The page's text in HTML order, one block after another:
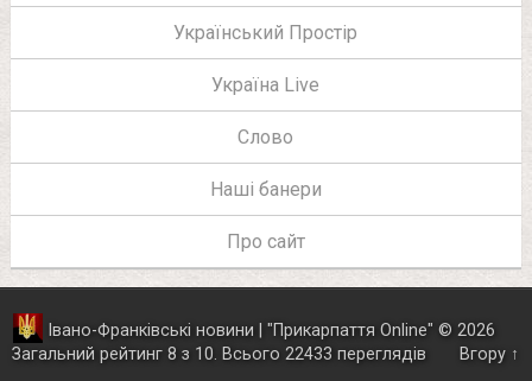
Український Простір
Україна Live
Слово
Наші банери
Про сайт
Івано-Франківські новини | "Прикарпаття Online" © 2026
Загальний рейтинг8 з 10. Всього22433 переглядів Вгору ↑